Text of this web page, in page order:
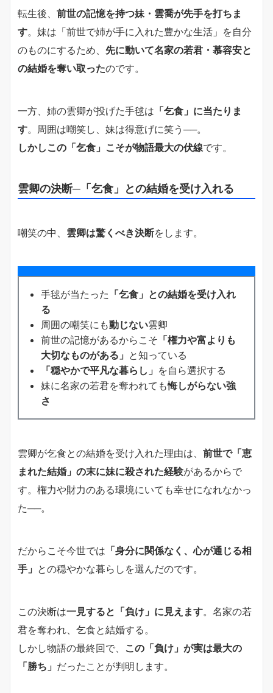
転生後、 前世の記憶を持つ妹・雲喬が先手を打ちま
す。妹は「前世で姉が手に入れた豊かな生活」を自分
のものにするため、 先に動いて名家の若君・慕容安と
の結婚を奪い取ったのです。
一方、姉の雲卿が投げた手毬は 「乞食」に当たりま
す。周囲は嘲笑し、妹は得意げに笑う──。
しかしこの「乞食」こそが物語最大の伏線です。
雲卿の決断─「乞食」との結婚を受け入れる
嘲笑の中、 雲卿は驚くべき決断をします。
手毬が当たった 「乞食」との結婚を受け入れ
る
周囲の嘲笑にも動じない雲卿
前世の記憶があるからこそ 「権力や富よりも
大切なものがある」 と知っている
「穏やかで平凡な暮らし」 を自ら選択する
妹に名家の若君を奪われても悔しがらない強
さ
雲卿が乞食との結婚を受け入れた理由は、 前世で「恵
まれた結婚」の末に妹に殺された経験があるからで
す。権力や財力のある環境にいても幸せになれなかっ
た──。
だからこそ今世では 「身分に関係なく、心が通じる相
手」 との穏やかな暮らしを選んだのです。
この決断は一見すると「負け」に見えます。名家の若
君を奪われ、乞食と結婚する。
しかし物語の最終回で、 この「負け」が実は最大の
「勝ち」 だったことが判明します。